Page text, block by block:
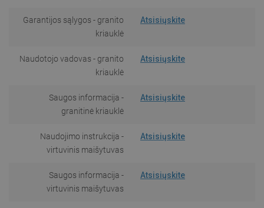
Garantijos sąlygos - granito
kriauklė
Atsisiųskite
Naudotojo vadovas - granito
kriauklė
Atsisiųskite
Saugos informacija -
granitinė kriauklė
Atsisiųskite
Naudojimo instrukcija -
virtuvinis maišytuvas
Atsisiųskite
Saugos informacija -
virtuvinis maišytuvas
Atsisiųskite